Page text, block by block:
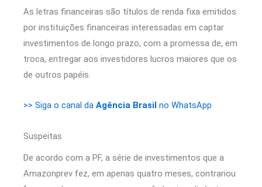
As letras financeiras são títulos de renda fixa emitidos
por instituições financeiras interessadas em captar
investimentos de longo prazo, com a promessa de, em
troca, entregar aos investidores lucros maiores que os
de outros papéis.
>> Siga o canal da Agência Brasil no WhatsApp
Suspeitas
De acordo com a PF, a série de investimentos que a
Amazonprev fez, em apenas quatro meses, contrariou